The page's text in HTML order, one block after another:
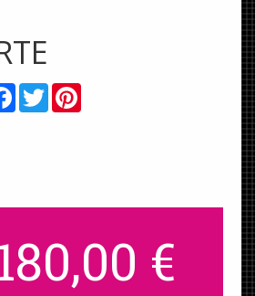
Facebook
Twitter
€